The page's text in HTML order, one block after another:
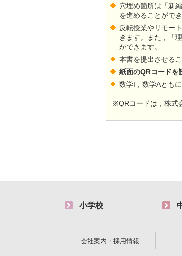
穴埋め箇所は「新
を進めることができ
反転授業やリモー
きます。また，「
ができます。
本書を提出させる
紙面のQRコードを
数学I，数学Aともに
※QRコードは，株式
小学校
会社案内・採用情報